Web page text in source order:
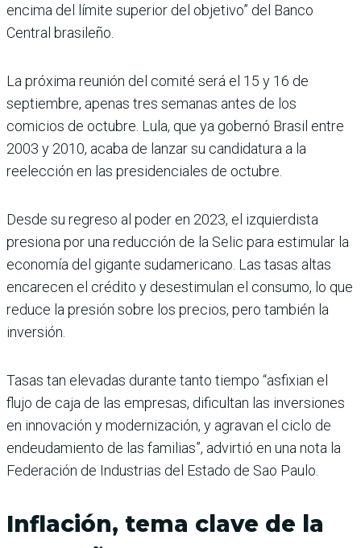
encima del límite superior del objetivo” del Banco
Central brasileño.
La próxima reunión del comité será el 15 y 16 de
septiembre, apenas tres semanas antes de los
comicios de octubre. Lula, que ya gobernó Brasil entre
2003 y 2010, acaba de lanzar su candidatura a la
reelección en las presidenciales de octubre.
Desde su regreso al poder en 2023, el izquierdista
presiona por una reducción de la Selic para estimular la
economía del gigante sudamericano. Las tasas altas
encarecen el crédito y desestimulan el consumo, lo que
reduce la presión sobre los precios, pero también la
inversión.
Tasas tan elevadas durante tanto tiempo “asfixian el
flujo de caja de las empresas, dificultan las inversiones
en innovación y modernización, y agravan el ciclo de
endeudamiento de las familias”, advirtió en una nota la
Federación de Industrias del Estado de Sao Paulo.
Inflación, tema clave de la